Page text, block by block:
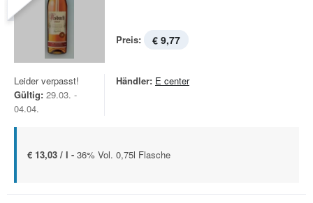
Preis: € 9,77
Leider verpasst!
Gültig: 29.03. -
04.04.
Händler: E center
€ 13,03 / l - 36% Vol. 0,75l Flasche